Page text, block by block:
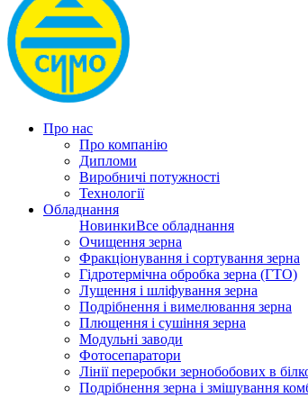
Про нас
Про компанію
Дипломи
Виробничі потужності
Технології
Обладнання
НовинкиВсе обладнання
Очищення зерна
Фракціонування і сортування зерна
Гідротермічна обробка зерна (ГТО)
Лущення і шліфування зерна
Подрібнення і вимелювання зерна
Плющення і сушіння зерна
Модульні заводи
Фотосепаратори
Лінії переробки зернобобових в
Подрібнення зерна і змішування